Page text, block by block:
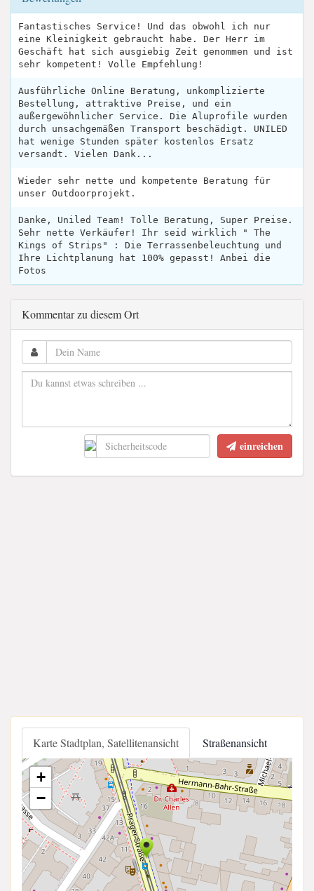
Fantastisches Service! Und das obwohl ich nur
eine Kleinigkeit gebraucht habe. Der Herr im
Geschäft hat sich ausgiebig Zeit genommen und ist
sehr kompetent! Volle Empfehlung!
Ausführliche Online Beratung, unkomplizierte
Bestellung, attraktive Preise, und ein
außergewöhnlicher Service. Die Aluprofile wurden
durch unsachgemäßen Transport beschädigt. UNILED
hat wenige Stunden später kostenlos Ersatz
versandt. Vielen Dank...
Wieder sehr nette und kompetente Beratung für
unser Outdoorprojekt.
Danke, Uniled Team! Tolle Beratung, Super Preise.
Sehr nette Verkäufer! Ihr seid wirklich " The
Kings of Strips" : Die Terrassenbeleuchtung und
Ihre Lichtplanung hat 100% gepasst! Anbei die
Fotos
Kommentar zu diesem Ort
einreichen
Karte Stadtplan, Satellitenansicht Straßenansicht
+
−